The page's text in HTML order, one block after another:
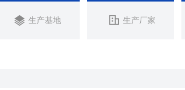
生产基地 生产厂家